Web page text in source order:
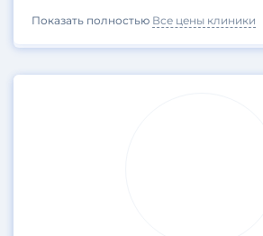
Показать полностью Все цены клиники